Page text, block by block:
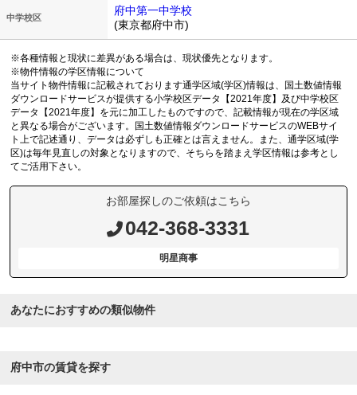
中学校区
府中第一中学校
(東京都府中市)
※各種情報と現状に差異がある場合は、現状優先となります。
※物件情報の学区情報について
当サイト物件情報に記載されております通学区域(学区)情報は、国土数値情報
ダウンロードサービスが提供する小学校区データ【2021年度】及び中学校区
データ【2021年度】を元に加工したものですので、記載情報が現在の学区域
と異なる場合がございます。国土数値情報ダウンロードサービスのWEBサイ
ト上で記述通り、データは必ずしも正確とは言えません。また、通学区域(学
区)は毎年見直しの対象となりますので、そちらを踏まえ学区情報は参考とし
てご活用下さい。
お部屋探しのご依頼はこちら
042-368-3331
明星商事
あなたにおすすめの類似物件
府中市の賃貸を探す